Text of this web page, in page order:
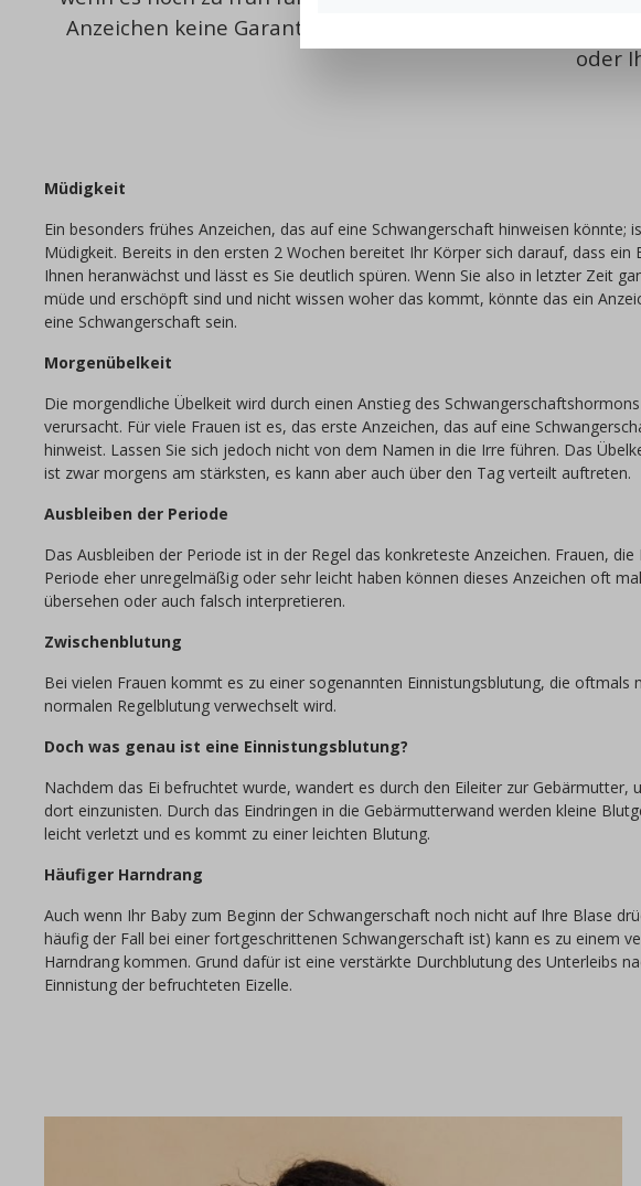
Anzeichen keine Garantie für eine Schwangerschaft
oder
Müdigkeit
Ein besonders frühes Anzeichen, das auf eine Schwangerschaft hinweisen könnte;
Müdigkeit. Bereits in den ersten 2 Wochen bereitet Ihr Körper sich darauf, dass ein
Ihnen heranwächst und lässt es Sie deutlich spüren. Wenn Sie also in letzter Zeit
müde und erschöpft sind und nicht wissen woher das kommt, könnte das ein
eine Schwangerschaft sein.
Morgenübelkeit
Die morgendliche Übelkeit wird durch einen Anstieg des Schwangerschaftshormons
verursacht. Für viele Frauen ist es, das erste Anzeichen, das auf eine
hinweist. Lassen Sie sich jedoch nicht von dem Namen in die Irre führen. Das
ist zwar morgens am stärksten, es kann aber auch über den Tag verteilt auftreten.
Ausbleiben der Periode
Das Ausbleiben der Periode ist in der Regel das konkreteste Anzeichen. Frauen, die
Periode eher unregelmäßig oder sehr leicht haben können dieses Anzeichen oft mal
übersehen oder auch falsch interpretieren.
Zwischenblutung
Bei vielen Frauen kommt es zu einer sogenannten Einnistungsblutung, die oftmals
normalen Regelblutung verwechselt wird.
Doch was genau ist eine Einnistungsblutung?
Nachdem das Ei befruchtet wurde, wandert es durch den Eileiter zur Gebärmutter,
dort einzunisten. Durch das Eindringen in die Gebärmutterwand werden kleine
leicht verletzt und es kommt zu einer leichten Blutung.
Häufiger Harndrang
Auch wenn Ihr Baby zum Beginn der Schwangerschaft noch nicht auf Ihre Blase
häufig der Fall bei einer fortgeschrittenen Schwangerschaft ist) kann es zu einem
Harndrang kommen. Grund dafür ist eine verstärkte Durchblutung des Unterleibs
Einnistung der befruchteten Eizelle.